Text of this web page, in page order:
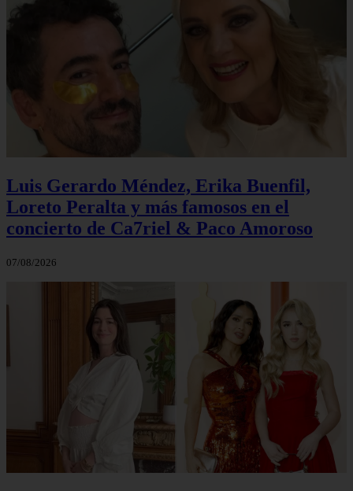
Luis Gerardo Méndez, Erika Buenfil,
Loreto Peralta y más famosos en el
concierto de Ca7riel & Paco Amoroso
07/08/2026